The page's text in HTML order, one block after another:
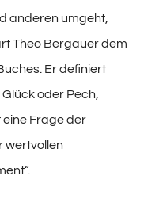
anderen umgeht,
Theo Bergauer dem
Er definiert
oder Pech,
eine Frage der
wertvollen